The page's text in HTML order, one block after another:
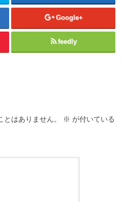
Google+
feedly
はありません。 ※ が付いている